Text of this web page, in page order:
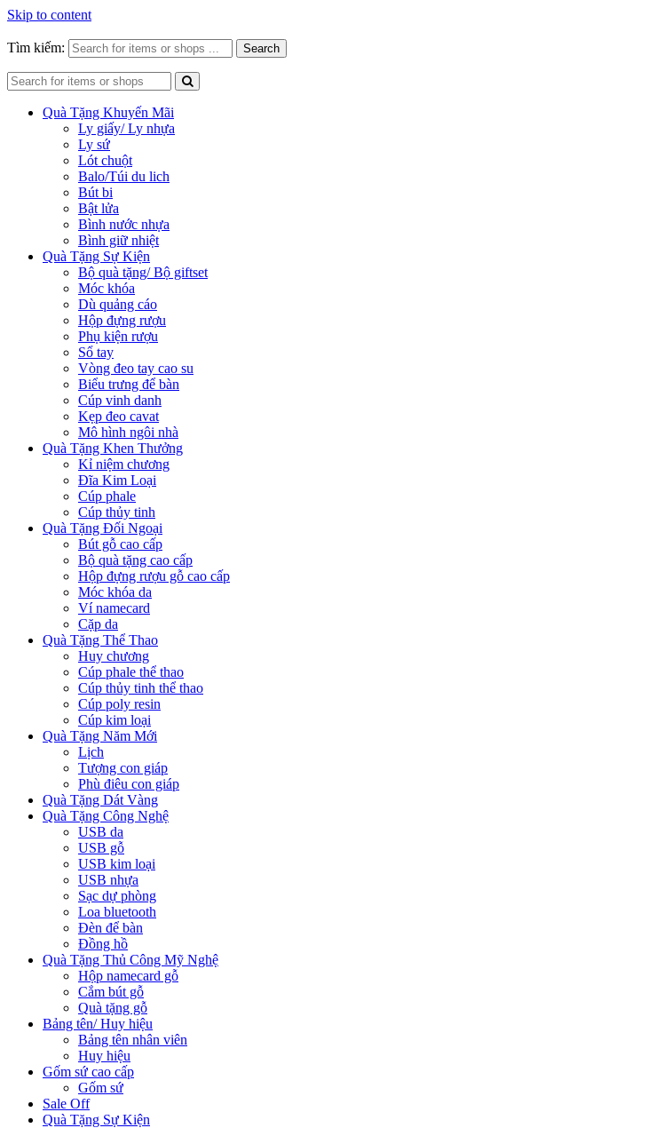
Skip to content
Tìm kiếm: Search
Quà Tặng Khuyến Mãi
Ly giấy/ Ly nhựa
Ly sứ
Lót chuột
Balo/Túi du lich
Bút bi
Bật lửa
Bình nước nhựa
Bình giữ nhiệt
Quà Tặng Sự Kiện
Bộ quà tặng/ Bộ giftset
Móc khóa
Dù quảng cáo
Hộp đựng rượu
Phụ kiện rượu
Sổ tay
Vòng đeo tay cao su
Biểu trưng để bàn
Cúp vinh danh
Kẹp đeo cavat
Mô hình ngôi nhà
Quà Tặng Khen Thưởng
Kỉ niệm chương
Đĩa Kim Loại
Cúp phale
Cúp thủy tinh
Quà Tặng Đối Ngoại
Bút gỗ cao cấp
Bộ quà tặng cao cấp
Hộp đựng rượu gỗ cao cấp
Móc khóa da
Ví namecard
Cặp da
Quà Tặng Thể Thao
Huy chương
Cúp phale thể thao
Cúp thủy tinh thể thao
Cúp poly resin
Cúp kim loại
Quà Tặng Năm Mới
Lịch
Tượng con giáp
Phù điêu con giáp
Quà Tặng Dát Vàng
Quà Tặng Công Nghệ
USB da
USB gỗ
USB kim loại
USB nhựa
Sạc dự phòng
Loa bluetooth
Đèn để bàn
Đồng hồ
Quà Tặng Thủ Công Mỹ Nghệ
Hộp namecard gỗ
Cắm bút gỗ
Quà tặng gỗ
Bảng tên/ Huy hiệu
Bảng tên nhân viên
Huy hiệu
Gốm sứ cao cấp
Gốm sứ
Sale Off
Quà Tặng Sự Kiện